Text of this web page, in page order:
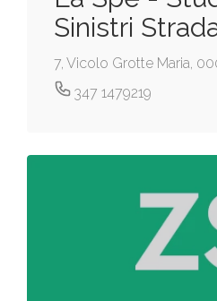
Sinistri
7, Vicolo Grotte Maria,
347 1479219